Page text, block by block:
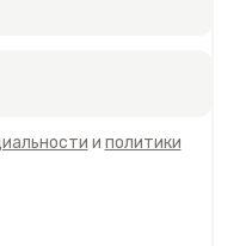
и политики